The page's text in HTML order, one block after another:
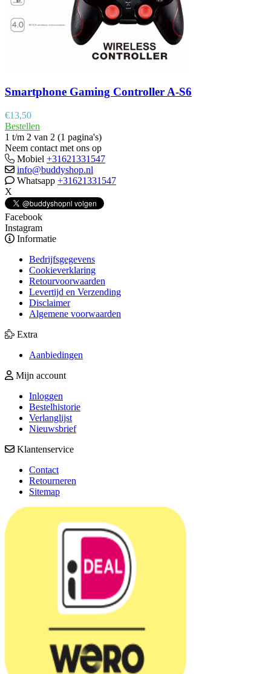
Smartphone Gaming Controller A-S6
€13,50
Bestellen
1 t/m 2 van 2 (1 pagina's)
Neem contact met ons op
Mobiel +31621331547
info@buddyshop.nl
Whatsapp +31621331547
X
Facebook
Instagram
Informatie
Bedrijfsgegevens
Cookieverklaring
Retourvoorwaarden
Levertijd en Verzending
Disclaimer
Algemene voorwaarden
Extra
Aanbiedingen
Mijn account
Inloggen
Bestelhistorie
Verlanglijst
Nieuwsbrief
Klantenservice
Contact
Retourneren
Sitemap